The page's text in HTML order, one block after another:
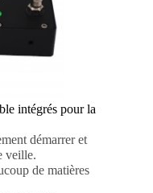
intégrés pour la
démarrer et
veille.
de matières